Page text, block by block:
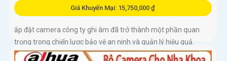
Giá Khuyến Mại: 15,750,000 ₫
ắp đặt camera công ty ghi âm đã trở thành một phần quan
trọng trong chiến lược bảo vệ an ninh và quản lý hiệu quả.
Camera công ty không chỉ giúp giám sát toàn bộ hoạt động